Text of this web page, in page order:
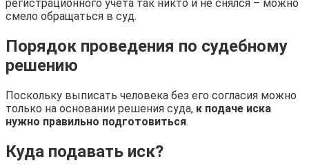
регистрационного учета так никто и не снялся – можно
смело обращаться в суд.
Порядок проведения по судебному
решению
Поскольку выписать человека без его согласия можно
только на основании решения суда, к подаче иска
нужно правильно подготовиться.
Куда подавать иск?